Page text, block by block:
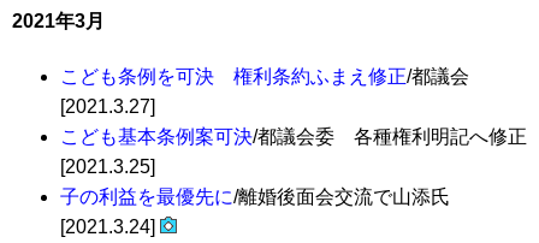
2021年3月
こども条例を可決 権利条約ふまえ修正/都議会
[2021.3.27]
こども基本条例案可決/都議会委 各種権利明記へ修正
[2021.3.25]
子の利益を最優先に/離婚後面会交流で山添氏
[2021.3.24]